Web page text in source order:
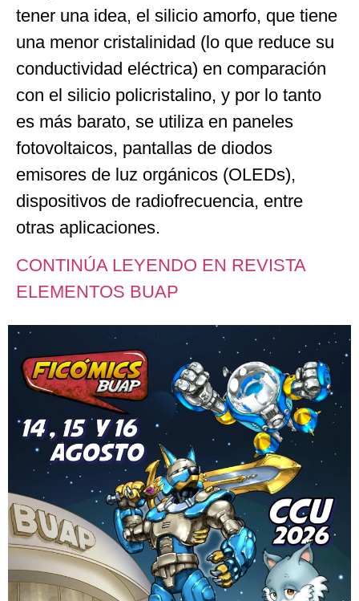
tener una idea, el silicio amorfo, que tiene
una menor cristalinidad (lo que reduce su
conductividad eléctrica) en comparación
con el silicio policristalino, y por lo tanto
es más barato, se utiliza en paneles
fotovoltaicos, pantallas de diodos
emisores de luz orgánicos (OLEDs),
dispositivos de radiofrecuencia, entre
otras aplicaciones.
CONTINÚA LEYENDO EN REVISTA
ELEMENTOS BUAP